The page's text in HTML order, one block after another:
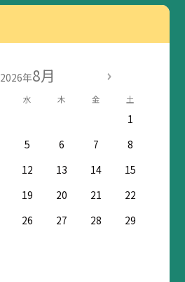
2026年8月
水 木 金 土
1
5 6 7
8
12 13 14
15
19 20 21
22
26 27 28
29